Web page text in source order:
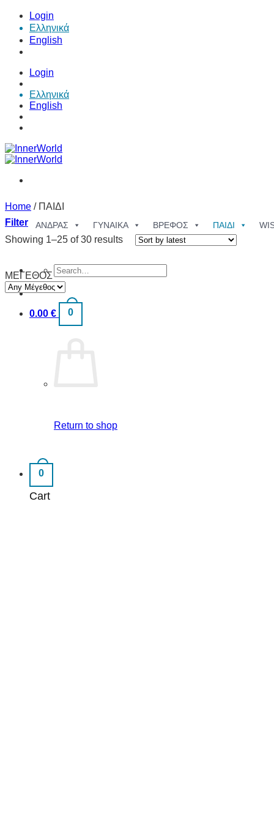
Skip
content
Login
Ελληνικά
English
Login
Ελληνικά
English
ΑΝΔΡΑΣ ΓΥΝΑΙΚΑ ΒΡΕΦΟΣ ΠΑΙΔΙ
Search
for:
0.00 € 0
Return to shop
0
Cart
Home /ΠΑΙΔΙ
Filter
Showing 1–25 of 30 results
ΜΕΓΕΘΟΣ